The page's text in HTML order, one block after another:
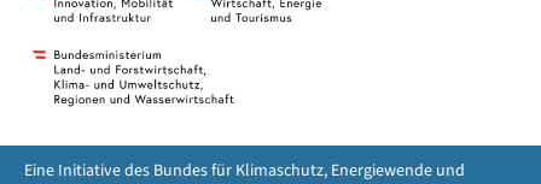
Eine Initiative des Bundes für Klimaschutz, Energiewende und